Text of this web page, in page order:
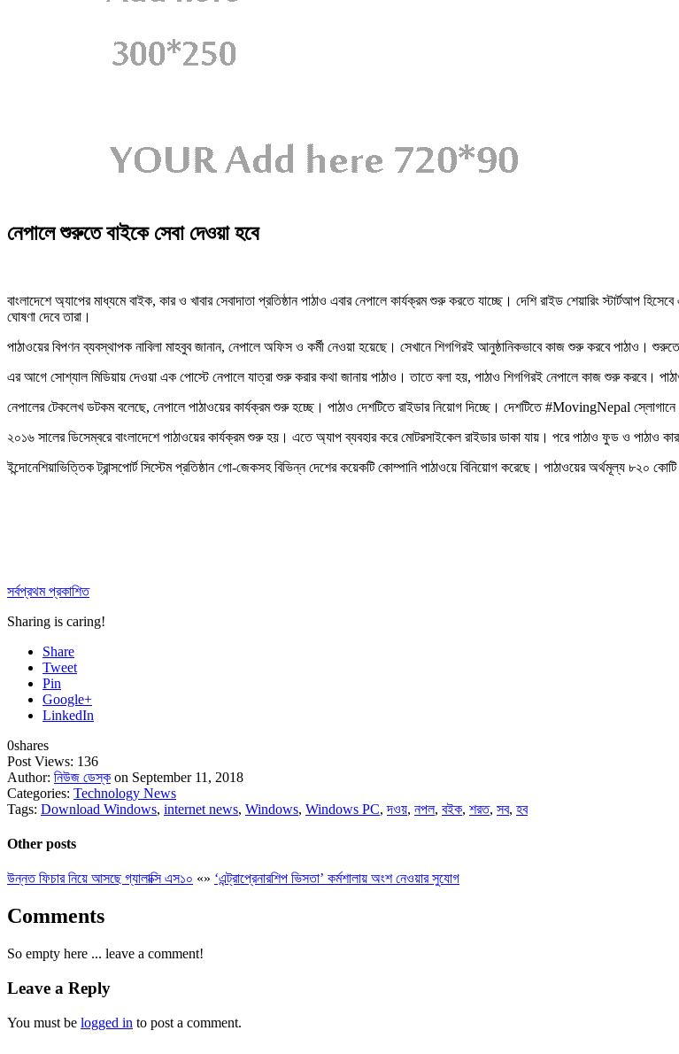
নেপালে শুরুতে বাইকে সেবা দেওয়া হবে
বাংলাদেশে অ্যাপের মাধ্যমে বাইক, কার ও খাবার সেবাদাতা প্রতিষ্ঠান পাঠাও এবার নেপালে কার্যক্রম শুরু করতে যাচ্ছে। দেশি রাইড শেয়ারিং স্টার্টআপ
ঘোষণা দেবে তারা।
পাঠাওয়ের বিপণন ব্যবস্থাপক নাবিলা মাহবুব জানান, নেপালে অফিস ও কর্মী নেওয়া হয়েছে। সেখানে শিগগিরই আনুষ্ঠানিকভাবে কাজ শুরু করবে পাঠাও।
এর আগে সোশ্যাল মিডিয়ায় দেওয়া এক পোস্টে নেপালে যাত্রা শুরু করার কথা জানায় পাঠাও। তাতে বলা হয়, পাঠাও শিগগিরই নেপালে কাজ শুরু করবে।
নেপালের টেকলেখ ডটকম বলেছে, নেপালে পাঠাওয়ের কার্যক্রম শুরু হচ্ছে। পাঠাও দেশটিতে রাইডার নিয়োগ দিচ্ছে। দেশটিতে #MovingNepal
২০১৬ সালের ডিসেম্বরে বাংলাদেশে পাঠাওয়ের কার্যক্রম শুরু হয়। এতে অ্যাপ ব্যবহার করে মোটরসাইকেল রাইডার ডাকা যায়। পরে পাঠাও ফুড ও পাঠাও কার
ইন্দোনেশিয়াভিত্তিক ট্রান্সপোর্ট সিস্টেম প্রতিষ্ঠান গো-জেকসহ বিভিন্ন দেশের কয়েকটি কোম্পানি পাঠাওয়ে বিনিয়োগ করেছে। পাঠাওয়ের অর্থমূল্য ৮২০ কোটি
সর্বপ্রথম প্রকাশিত
Sharing is caring!
Share
Tweet
Pin
Google+
LinkedIn
0shares
Post Views: 136
Author: নিউজ ডেস্ক on September 11, 2018
Categories: Technology News
Tags: Download Windows, internet news, Windows, Windows PC,দওয়, নপল, বইক, শরত, সব, হব
Other posts
উন্নত ফিচার নিয়ে আসছে গ্যালাক্সি এস১০ «» ‘এন্ট্রাপ্রেনারশিপ ভিসতা’ কর্মশালায় অংশ নেওয়ার সুযোগ
Comments
So empty here ... leave a comment!
Leave a Reply
You must be logged in to post a comment.